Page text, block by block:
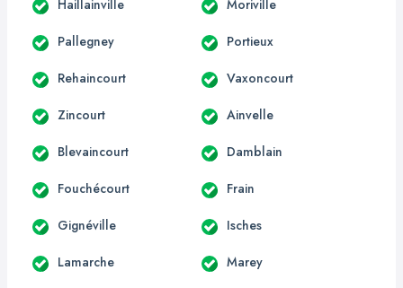
Haillainville Moriville
Pallegney Portieux
Rehaincourt Vaxoncourt
Zincourt Ainvelle
Blevaincourt Damblain
Fouchécourt Frain
Gignéville Isches
Lamarche Marey